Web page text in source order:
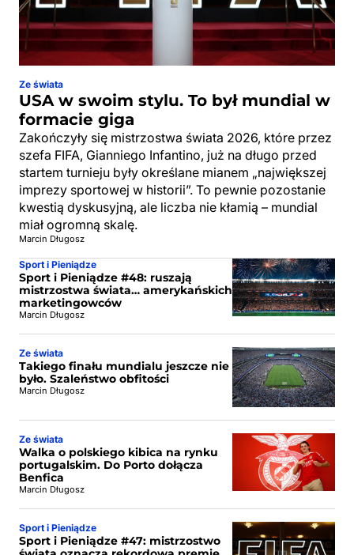
Ze świata
USA w swoim stylu. To był mundial w
formacie giga
Zakończyły się mistrzostwa świata 2026, które przez
szefa FIFA, Gianniego Infantino, już na długo przed
startem turnieju były określane mianem „największej
imprezy sportowej w historii”. To pewnie pozostanie
kwestią dyskusyjną, ale liczba nie kłamią – mundial
miał ogromną skalę.
Marcin Długosz
Sport i Pieniądze
Sport i Pieniądze #48: ruszają
mistrzostwa świata… amerykańskich
marketingowców
Marcin Długosz
Ze świata
Takiego finału mundialu jeszcze nie
było. Szaleństwo obfitości
Marcin Długosz
Ze świata
Walka o polskiego kibica na rynku
portugalskim. Do Porto dołącza
Benfica
Marcin Długosz
Sport i Pieniądze
Sport i Pieniądze #47: mistrzostwo